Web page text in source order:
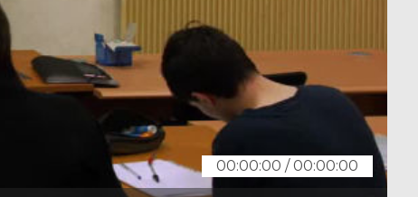
00:00:00 /00:00:00